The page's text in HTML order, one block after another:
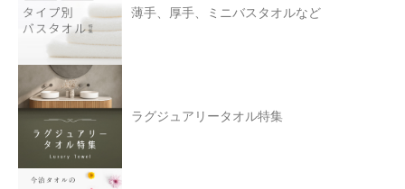
薄手、厚手、ミニバスタオルなど
ラグジュアリータオル特集